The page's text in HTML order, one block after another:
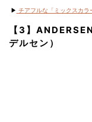
▶︎ チアフルな「ミックスカ
【3】
デルセン）